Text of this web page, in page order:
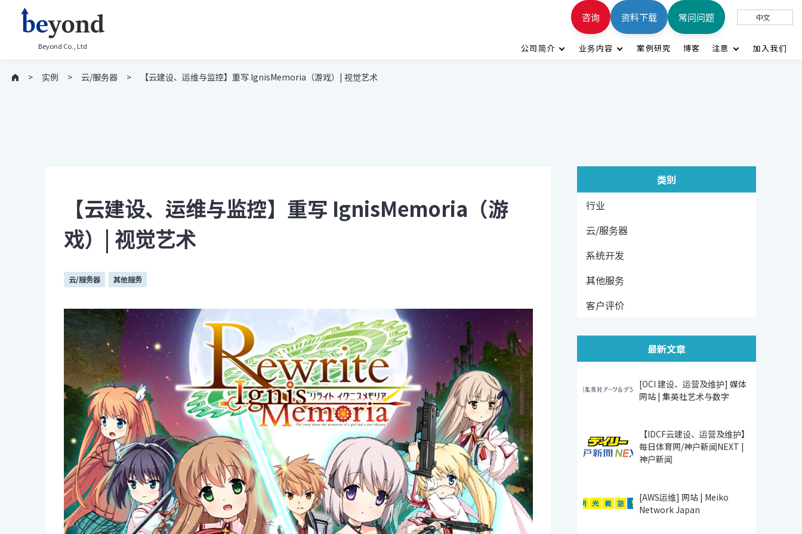
Beyond Co., Ltd 公司简介 业务内容 案例研究 博客 注意 加入我们
咨询 资料下载 常问问题 中文
实例 云/服务器 【云建设、运维与监控】重写 IgnisMemoria（游戏）| 视觉艺术
【云建设、运维与监控】重写 IgnisMemoria（游
戏）| 视觉艺术
云/服务器 其他服务
类别
行业
云/服务器
系统开发
其他服务
客户评价
最新文章
[OCI 建设、运营及维护] 媒体
网站 | 集英社艺术与数字
【IDCF云建设、运营及维护】
每日体育网/神户新闻NEXT |
神户新闻
[AWS运维] 网站 | Meiko
Network Japan